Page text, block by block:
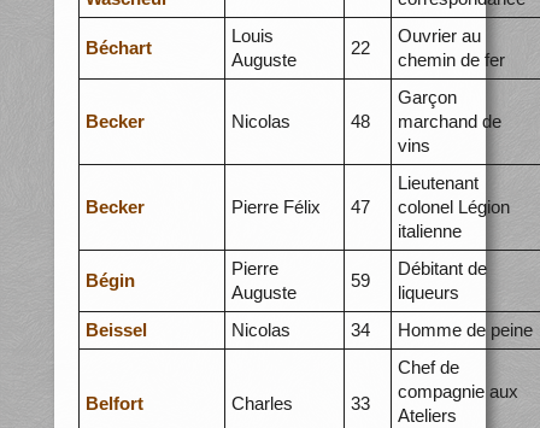
Béchart
Louis
Auguste
22
Ouvrier au
chemin de fer
Becker Nicolas 48
Garçon
marchand de
vins
Becker Pierre Félix 47
Lieutenant
colonel Légion
italienne
Bégin
Pierre
Auguste
59
Débitant de
liqueurs
Beissel
Nicolas 34 Homme de peine
Belfort Charles 33
Chef de
compagnie aux
Ateliers